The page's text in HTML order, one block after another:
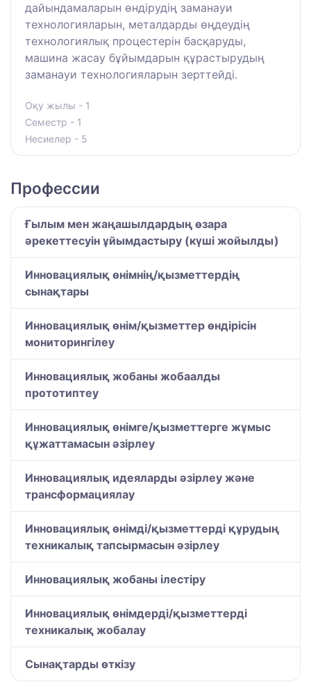
дайындамаларын өндірудің заманауи
технологияларын, металдарды өңдеудің
технологиялық процестерін басқаруды,
машина жасау бұйымдарын құрастырудың
заманауи технологияларын зерттейді.
Оқу жылы - 1
Семестр - 1
Несиелер - 5
Профессии
Ғылым мен жаңашылдардың өзара
әрекеттесуін ұйымдастыру (күші жойылды)
Инновациялық өнімнің/қызметтердің
сынақтары
Инновациялық өнім/қызметтер өндірісін
мониторингілеу
Инновациялық жобаны жобаалды
прототиптеу
Инновациялық өнімге/қызметтерге жұмыс
құжаттамасын әзірлеу
Инновациялық идеяларды әзірлеу және
трансформациялау
Инновациялық өнімді/қызметтерді құрудың
техникалық тапсырмасын әзірлеу
Инновациялық жобаны ілестіру
Инновациялық өнімдерді/қызметтерді
техникалық жобалау
Сынақтарды өткізу